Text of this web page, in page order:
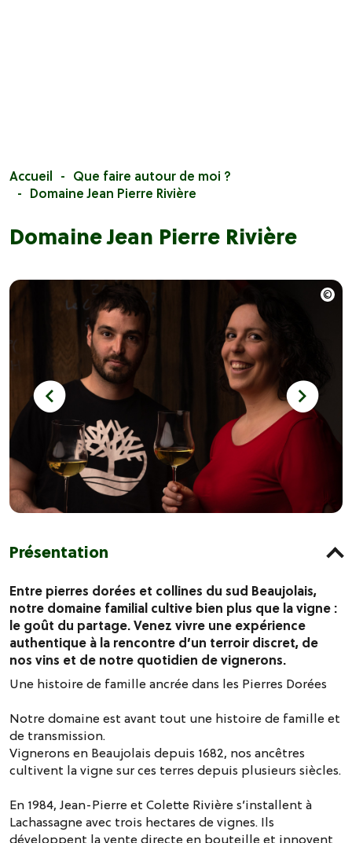
Accueil
Que faire autour de moi ?
Domaine Jean Pierre Rivière
Domaine Jean Pierre Rivière
Présentation
Entre pierres dorées et collines du sud Beaujolais,
notre domaine familial cultive bien plus que la vigne :
le goût du partage. Venez vivre une expérience
authentique à la rencontre d’un terroir discret, de
nos vins et de notre quotidien de vignerons.
Une histoire de famille ancrée dans les Pierres Dorées
Notre domaine est avant tout une histoire de famille et
de transmission.
Vignerons en Beaujolais depuis 1682, nos ancêtres
cultivent la vigne sur ces terres depuis plusieurs siècles.
En 1984, Jean-Pierre et Colette Rivière s’installent à
Lachassagne avec trois hectares de vignes. Ils
développent la vente directe en bouteille et innovent